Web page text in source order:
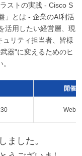
ストの実践 - Cisco S
」とは - 企業のAI利活
活用したい経営層、現
リティ担当者、皆様
器"に変えるためのヒ
開催
Web
ました。